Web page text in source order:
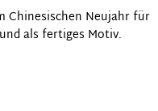
Chinesischen Neujahr für
als fertiges Motiv.